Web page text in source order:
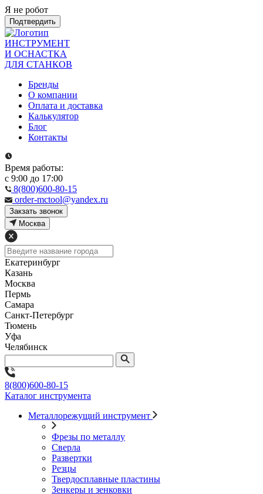
Я не робот
Подтвердить
ИНСТРУМЕНТ
И ОСНАСТКА
ДЛЯ СТАНКОВ
Бренды
О компании
Оплата и доставка
Калькулятор
Блог
Контакты
Время работы:
с 9:00 до 17:00
8(800)600-80-15
order-mctool@yandex.ru
Закзать звонок
Москва
Екатеринбург
Казань
Москва
Пермь
Самара
Санкт-Петербург
Тюмень
Уфа
Челябинск
8(800)600-80-15
Каталог инструмента
Металлорежущий инструмент
Фрезы по металлу
Сверла
Развертки
Резцы
Твердосплавные пластины
Зенкеры и зенковки